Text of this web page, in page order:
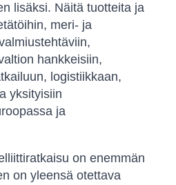
lisäksi. Näitä tuotteita ja
meri- ja
hankkeisiin,
logistiikkaan,
yksityisiin
ja
on enemmän
on yleensä otettava